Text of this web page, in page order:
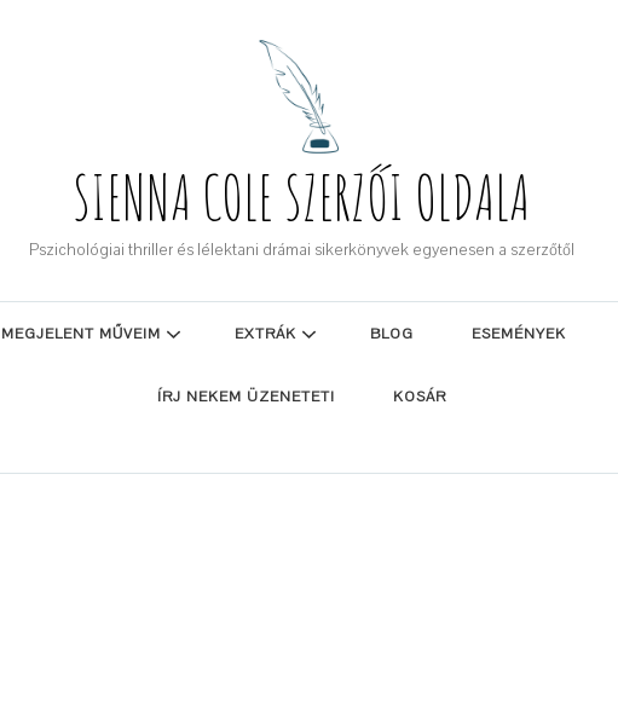
SIENNA COLE SZERZŐI OLDALA
Pszichológiai thriller és lélektani drámai sikerkönyvek egyenesen a szerzőtől
MEGJELENT MŰVEIM EXTRÁK BLOG ESEMÉNYEK
ÍRJ NEKEM ÜZENETET! KOSÁR